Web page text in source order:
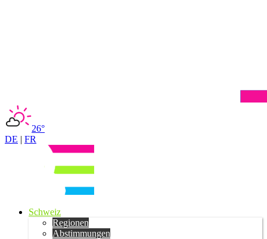
26°
DE | FR
Schweiz
Regionen
Abstimmungen